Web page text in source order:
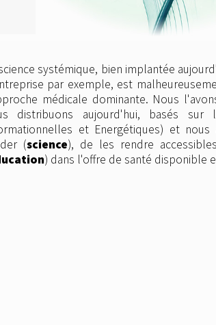
systémique, bien implantée
par exemple, est
médicale dominante. Nous
distribuons aujourd'hui, basés sur
et Energétiques) et
(science), de les rendre
) dans l'offre de santé disponible